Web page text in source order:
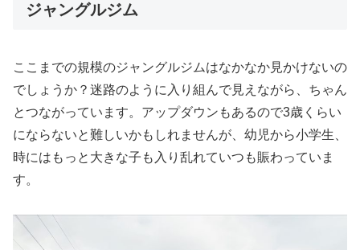
ジャングルジム
ここまでの規模のジャングルジムはなかなか見かけないの
でしょうか？迷路のように入り組んで見えながら、ちゃん
とつながっています。アップダウンもあるので3歳くらい
にならないと難しいかもしれませんが、幼児から小学生、
時にはもっと大きな子も入り乱れていつも賑わっていま
す。